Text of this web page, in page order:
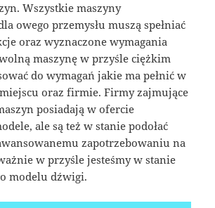
Wszystkie maszyny
owego przemysłu muszą spełniać
oraz wyznaczone wymagania
maszynę w przyśle ciężkim
do wymagań jakie ma pełnić w
oraz firmie. Firmy zajmujące
posiadają w ofercie
ale są też w stanie podołać
zapotrzebowaniu na
w przyśle jesteśmy w stanie
modelu dźwigi.